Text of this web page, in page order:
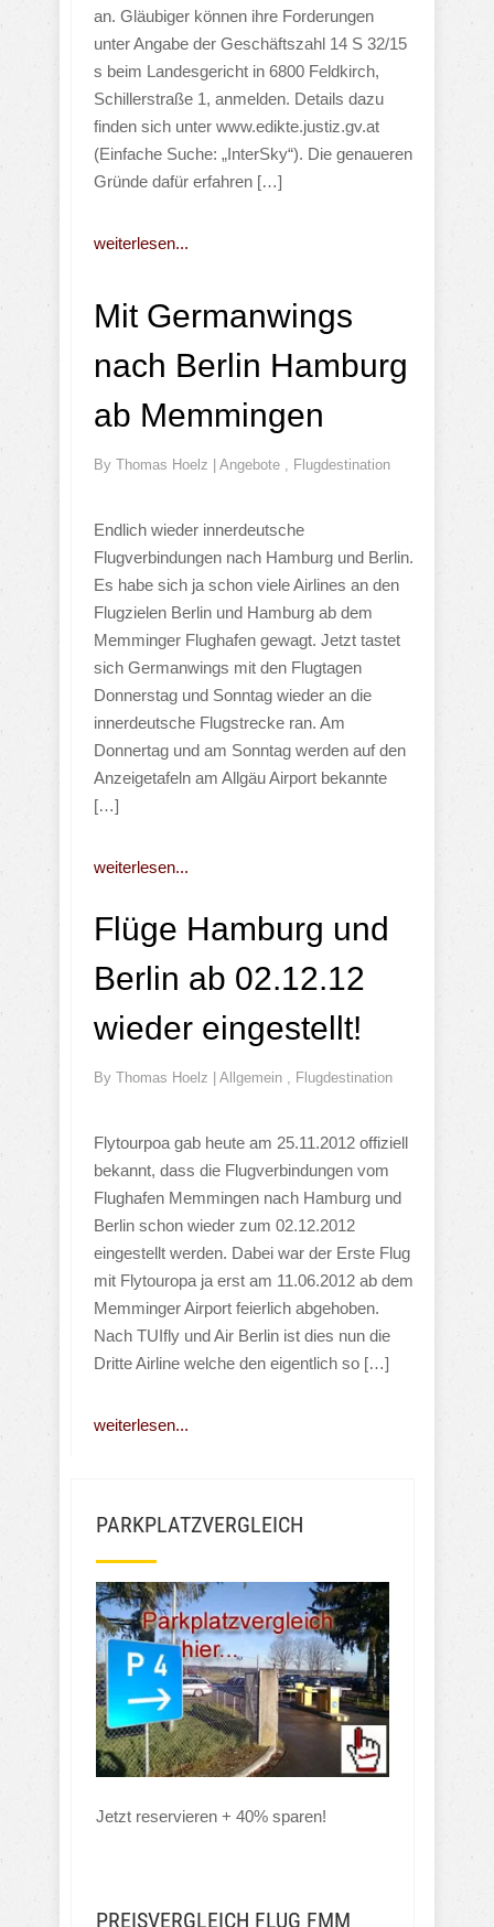
an. Gläubiger können ihre Forderungen
unter Angabe der Geschäftszahl 14 S 32/15
s beim Landesgericht in 6800 Feldkirch,
Schillerstraße 1, anmelden. Details dazu
finden sich unter www.edikte.justiz.gv.at
(Einfache Suche: „InterSky“). Die genaueren
Gründe dafür erfahren […]
weiterlesen...
Mit Germanwings
nach Berlin Hamburg
ab Memmingen
By Thomas Hoelz Angebote , Flugdestination
Endlich wieder innerdeutsche
Flugverbindungen nach Hamburg und Berlin.
Es habe sich ja schon viele Airlines an den
Flugzielen Berlin und Hamburg ab dem
Memminger Flughafen gewagt. Jetzt tastet
sich Germanwings mit den Flugtagen
Donnerstag und Sonntag wieder an die
innerdeutsche Flugstrecke ran. Am
Donnertag und am Sonntag werden auf den
Anzeigetafeln am Allgäu Airport bekannte
[…]
weiterlesen...
Flüge Hamburg und
Berlin ab 02.12.12
wieder eingestellt!
By Thomas Hoelz Allgemein , Flugdestination
Flytourpoa gab heute am 25.11.2012 offiziell
bekannt, dass die Flugverbindungen vom
Flughafen Memmingen nach Hamburg und
Berlin schon wieder zum 02.12.2012
eingestellt werden. Dabei war der Erste Flug
mit Flytouropa ja erst am 11.06.2012 ab dem
Memminger Airport feierlich abgehoben.
Nach TUIfly und Air Berlin ist dies nun die
Dritte Airline welche den eigentlich so […]
weiterlesen...
PARKPLATZVERGLEICH
Jetzt reservieren + 40% sparen!
PREISVERGLEICH FLUG FMM